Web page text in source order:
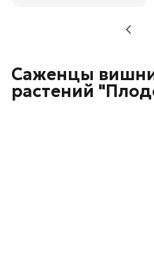
Саженцы
растений